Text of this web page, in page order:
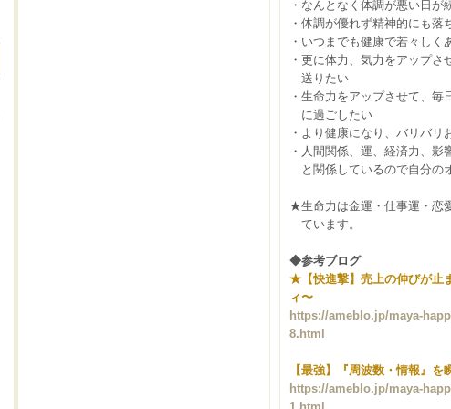
・なんとなく体調が悪い日が
・体調が優れず精神的にも落
・いつまでも健康で若々しく
・更に体力、気力をアップさ
送りたい
・生命力をアップさせて、毎
に過ごしたい
・より健康になり、バリバリ
・人間関係、運、経済力、影
と関係しているので自分の
★生命力は金運・仕事運・恋
ています。
◆参考ブログ
★【快進撃】売上の伸びが止
ィ〜
https://ameblo.jp/maya-
8.html
【最強】『周波数・情報』
https://ameblo.jp/maya-